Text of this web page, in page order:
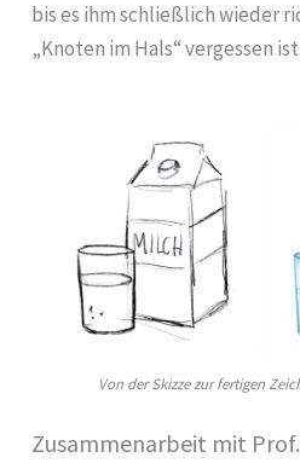
bis es ihm schließlich wieder
„Knoten im Hals“ vergessen ist.
Von der Skizze zur fertigen
Zusammenarbeit mit